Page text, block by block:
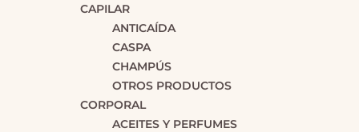
CAPILAR
ANTICAÍDA
CASPA
CHAMPÚS
OTROS PRODUCTOS
CORPORAL
ACEITES Y PERFUMES